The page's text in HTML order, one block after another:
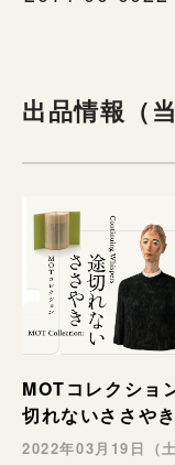
出品情報（
MOTコレクシ
切れないささやき
2022年03月19日（